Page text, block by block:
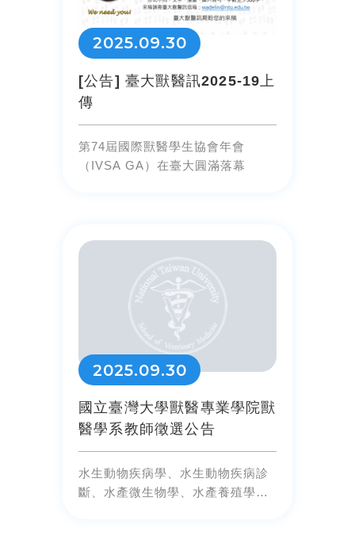
2025.09.30
[公告] 臺大獸醫訊2025-19上
傳
第74屆國際獸醫學生協會年會
（IVSA GA）在臺大圓滿落幕
2025.09.30
國立臺灣大學獸醫專業學院獸
醫學系教師徵選公告
水生動物疾病學、水生動物疾病診
斷、水產微生物學、水產養殖學或